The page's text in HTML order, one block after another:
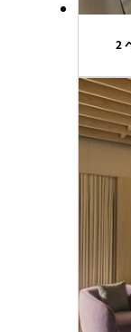
2